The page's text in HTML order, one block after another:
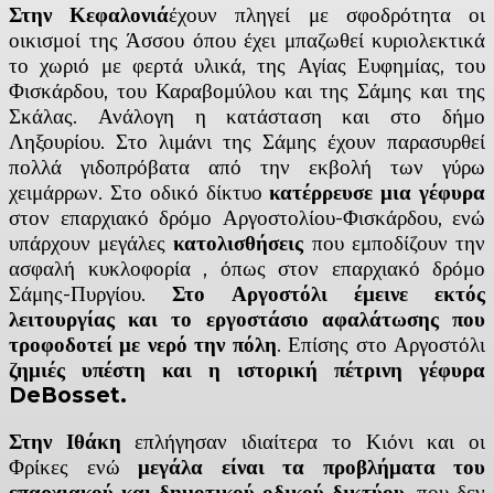
Στην Κεφαλονιάέχουν πληγεί με σφοδρότητα οι
οικισμοί της Άσσου όπου έχει μπαζωθεί κυριολεκτικά
το χωριό με φερτά υλικά, της Αγίας Ευφημίας, του
Φισκάρδου, του Καραβομύλου και της Σάμης και της
Σκάλας. Ανάλογη η κατάσταση και στο δήμο
Ληξουρίου. Στο λιμάνι της Σάμης έχουν παρασυρθεί
πολλά γιδοπρόβατα από την εκβολή των γύρω
χειμάρρων. Στο οδικό δίκτυοκατέρρευσε μια γέφυρα
στον επαρχιακό δρόμο Αργοστολίου-Φισκάρδου, ενώ
υπάρχουν μεγάλεςκατολισθήσεις που εμποδίζουν την
ασφαλή κυκλοφορία , όπως στον επαρχιακό δρόμο
Σάμης-Πυργίου. Στο Αργοστόλι έμεινε εκτός
λειτουργίας και το εργοστάσιο αφαλάτωσης που
τροφοδοτεί με νερό την πόλη. Επίσης στο Αργοστόλι
ζημιές υπέστη και η ιστορική πέτρινη γέφυρα
DeBosset.
Στην Ιθάκη επλήγησαν ιδιαίτερα το Κιόνι και οι
Φρίκες ενώ μεγάλα είναι τα προβλήματα του